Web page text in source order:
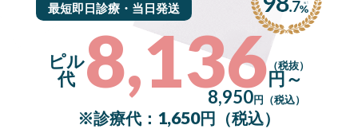
ピル
代 8,136 （税抜）
円～
8,950円（税込）
※診療代： 1,650円（税込）
最短即日診療・当日発送